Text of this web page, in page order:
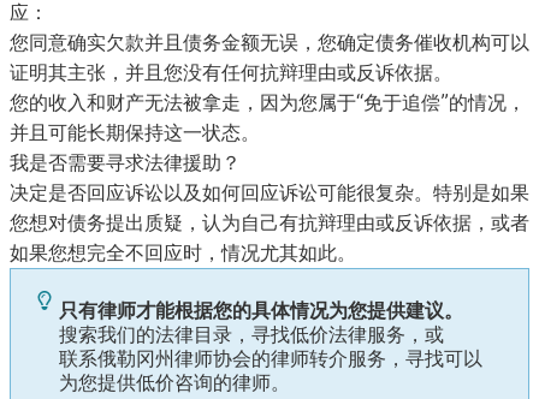
应：
您同意确实欠款并且债务金额无误，您确定债务催收机构可以
证明其主张，并且您没有任何抗辩理由或反诉依据。
您的收入和财产无法被拿走，因为您属于“免于追偿”的情况，
并且可能长期保持这一状态。
我是否需要寻求法律援助？
决定是否回应诉讼以及如何回应诉讼可能很复杂。特别是如果
您想对债务提出质疑，认为自己有抗辩理由或反诉依据，或者
如果您想完全不回应时，情况尤其如此。
只有律师才能根据您的具体情况为您提供建议。
搜索我们的法律目录，寻找低价法律服务， 或
联系俄勒冈州律师协会的律师转介服务 ，寻找可以
为您提供低价咨询的律师。